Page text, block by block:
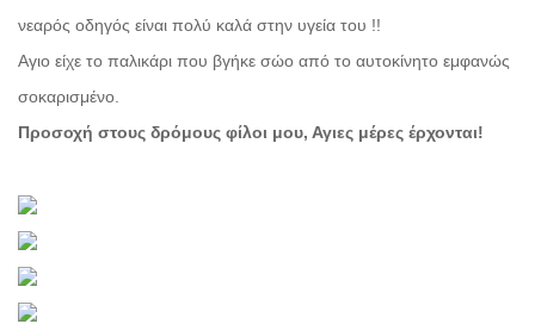
νεαρός οδηγός είναι πολύ καλά στην υγεία του !!
Αγιο είχε το παλικάρι που βγήκε σώο από το αυτοκίνητο εμφανώς
σοκαρισμένο.
Προσοχή στους δρόμους φίλοι μου, Αγιες μέρες έρχονται!